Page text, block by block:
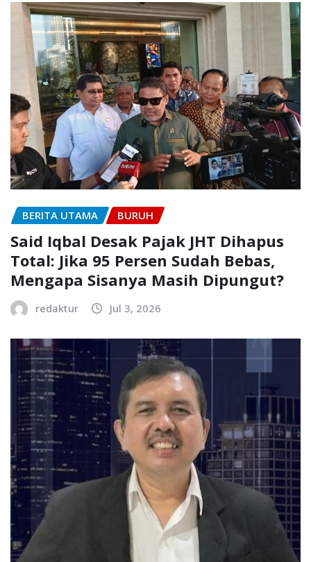
BERITA UTAMA BURUH
Said Iqbal Desak Pajak JHT Dihapus
Total: Jika 95 Persen Sudah Bebas,
Mengapa Sisanya Masih Dipungut?
redaktur Jul 3, 2026